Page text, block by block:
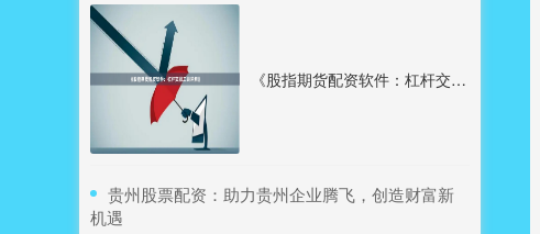
《股指期货配资软件：杠杆交易工具详解》
​贵州股票配资：助力贵州企业腾飞，创造财富新
机遇